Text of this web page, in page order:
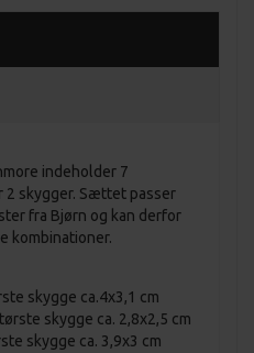
indeholder 7
2 skygger. Sættet passer
fra Bjørn og kan derfor
kombinationer.
skygge ca.4x3,1 cm
skygge ca. 2,8x2,5 cm
skygge ca. 3,9x3 cm